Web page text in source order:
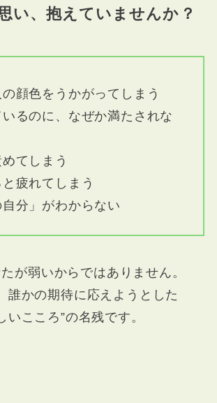
い、抱えていませんか？
の顔色をうかがってしまう
いるのに、なぜか満たされな
てしまう
と疲れてしまう
自分」がわからない
が弱いからではありません。
誰かの期待に応えようとした
いこころ”の名残です。